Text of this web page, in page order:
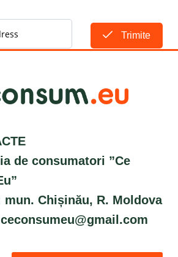
Trimite
de consumatori ”Ce
mun. Chișinău, R. Moldova
ceconsumeu@gmail.com